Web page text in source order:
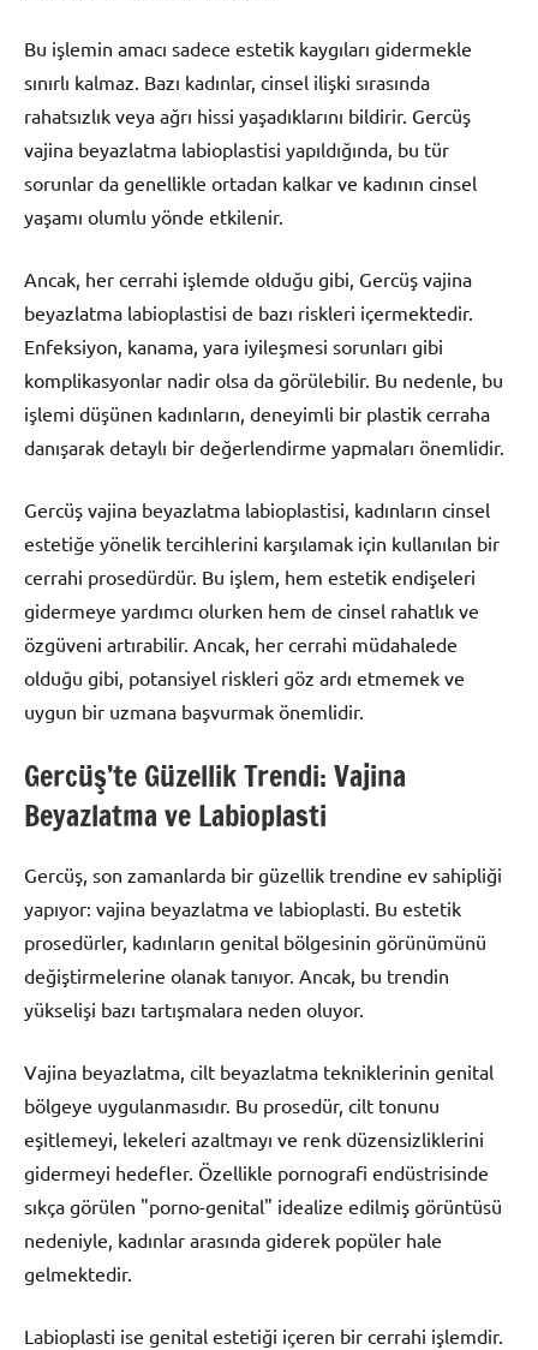
Bu işlemin amacı sadece estetik kaygıları gidermekle
sınırlı kalmaz. Bazı kadınlar, cinsel ilişki sırasında
rahatsızlık veya ağrı hissi yaşadıklarını bildirir. Gercüş
vajina beyazlatma labioplastisi yapıldığında, bu tür
sorunlar da genellikle ortadan kalkar ve kadının cinsel
yaşamı olumlu yönde etkilenir.
Ancak, her cerrahi işlemde olduğu gibi, Gercüş vajina
beyazlatma labioplastisi de bazı riskleri içermektedir.
Enfeksiyon, kanama, yara iyileşmesi sorunları gibi
komplikasyonlar nadir olsa da görülebilir. Bu nedenle, bu
işlemi düşünen kadınların, deneyimli bir plastik cerraha
danışarak detaylı bir değerlendirme yapmaları önemlidir.
Gercüş vajina beyazlatma labioplastisi, kadınların cinsel
estetiğe yönelik tercihlerini karşılamak için kullanılan bir
cerrahi prosedürdür. Bu işlem, hem estetik endişeleri
gidermeye yardımcı olurken hem de cinsel rahatlık ve
özgüveni artırabilir. Ancak, her cerrahi müdahalede
olduğu gibi, potansiyel riskleri göz ardı etmemek ve
uygun bir uzmana başvurmak önemlidir.
Gercüş’te Güzellik Trendi: Vajina
Beyazlatma ve Labioplasti
Gercüş, son zamanlarda bir güzellik trendine ev sahipliği
yapıyor: vajina beyazlatma ve labioplasti. Bu estetik
prosedürler, kadınların genital bölgesinin görünümünü
değiştirmelerine olanak tanıyor. Ancak, bu trendin
yükselişi bazı tartışmalara neden oluyor.
Vajina beyazlatma, cilt beyazlatma tekniklerinin genital
bölgeye uygulanmasıdır. Bu prosedür, cilt tonunu
eşitlemeyi, lekeleri azaltmayı ve renk düzensizliklerini
gidermeyi hedefler. Özellikle pornografi endüstrisinde
sıkça görülen "porno-genital" idealize edilmiş görüntüsü
nedeniyle, kadınlar arasında giderek popüler hale
gelmektedir.
Labioplasti ise genital estetiği içeren bir cerrahi işlemdir.